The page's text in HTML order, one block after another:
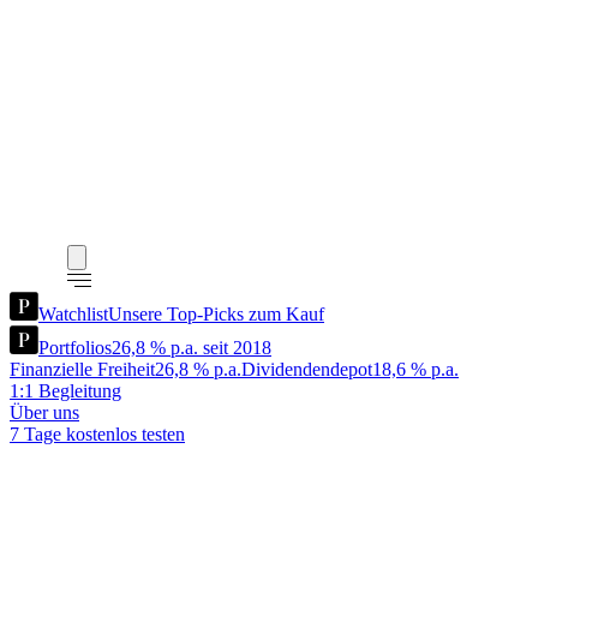
WatchlistUnsere Top-Picks zum Kauf
Portfolios26,8 % p.a. seit 2018
Finanzielle Freiheit26,8 % p.a.Dividendendepot18,6 % p.a.
1:1 Begleitung
Über uns
7 Tage kostenlos testen